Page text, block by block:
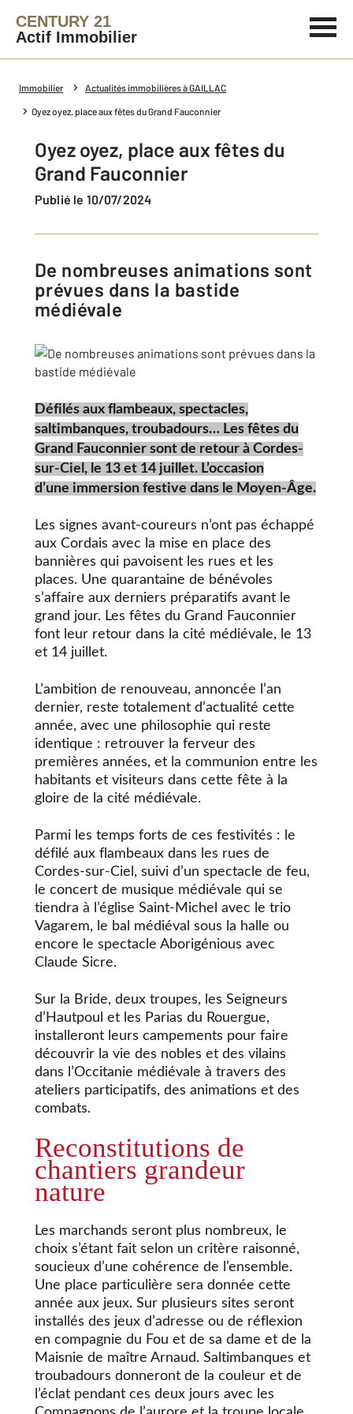
CENTURY 21
Actif Immobilier
Immobilier Actualités immobilières à GAILLAC
Oyez oyez, place aux fêtes du Grand Fauconnier
Oyez oyez, place aux fêtes du
Grand Fauconnier
Publié le 10/07/2024
De nombreuses animations sont
prévues dans la bastide
médiévale
Défilés aux flambeaux, spectacles,
saltimbanques, troubadours… Les fêtes du
Grand Fauconnier sont de retour à Cordes-
sur-Ciel, le 13 et 14 juillet. L’occasion
d’une immersion festive dans le Moyen-Âge.
Les signes avant-coureurs n’ont pas échappé
aux Cordais avec la mise en place des
bannières qui pavoisent les rues et les
places. Une quarantaine de bénévoles
s’affaire aux derniers préparatifs avant le
grand jour. Les fêtes du Grand Fauconnier
font leur retour dans la cité médiévale, le 13
et 14 juillet.
L’ambition de renouveau, annoncée l’an
dernier, reste totalement d’actualité cette
année, avec une philosophie qui reste
identique : retrouver la ferveur des
premières années, et la communion entre les
habitants et visiteurs dans cette fête à la
gloire de la cité médiévale.
Parmi les temps forts de ces festivités : le
défilé aux flambeaux dans les rues de
Cordes-sur-Ciel, suivi d’un spectacle de feu,
le concert de musique médiévale qui se
tiendra à l’église Saint-Michel avec le trio
Vagarem, le bal médiéval sous la halle ou
encore le spectacle Aborigénious avec
Claude Sicre.
Sur la Bride, deux troupes, les Seigneurs
d’Hautpoul et les Parias du Rouergue,
installeront leurs campements pour faire
découvrir la vie des nobles et des vilains
dans l’Occitanie médiévale à travers des
ateliers participatifs, des animations et des
combats.
Reconstitutions de
chantiers grandeur
nature
Les marchands seront plus nombreux, le
choix s’étant fait selon un critère raisonné,
soucieux d’une cohérence de l’ensemble.
Une place particulière sera donnée cette
année aux jeux. Sur plusieurs sites seront
installés des jeux d’adresse ou de réflexion
en compagnie du Fou et de sa dame et de la
Maisnie de maître Arnaud. Saltimbanques et
troubadours donneront de la couleur et de
l’éclat pendant ces deux jours avec les